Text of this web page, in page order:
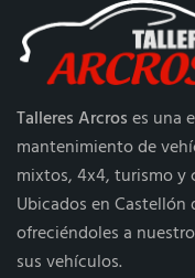
Talleres Arcroses una
mantenimiento de
mixtos, 4x4, turismo y
Ubicados en Castellón
ofreciéndoles a
sus vehículos.